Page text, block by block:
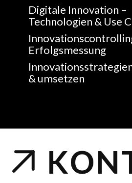
Digitale Innovation –
Technologien & Use
Erfolgsmessung
& umsetzen